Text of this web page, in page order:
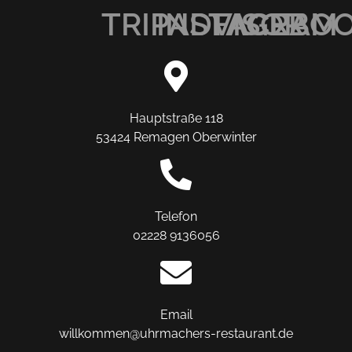
TRIPADVISOR
INSTAGRAM
Hauptstraße 118
53424 Remagen Oberwinter
Telefon
02228 9136056
Email
willkommen@uhrmachers-restaurant.de